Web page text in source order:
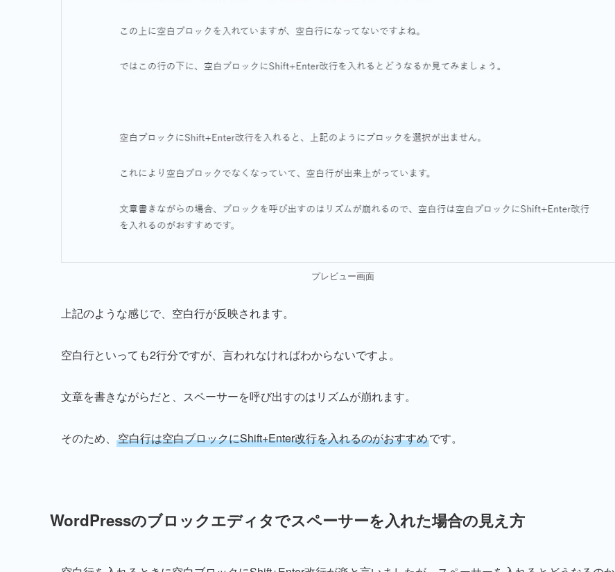
プレビュー画面
上記のような感じで、空白行が反映されます。
空白行といっても2行分ですが、言われなければわからないですよ。
文章を書きながらだと、スペーサーを呼び出すのはリズムが崩れます。
そのため、 空白行は空白ブロックにShift+Enter改行を入れるのがおすすめです。
WordPressのブロックエディタでスペーサーを入れた場合の見え方